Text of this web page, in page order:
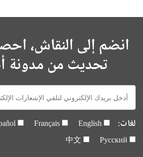
انضم إلى النقاش،
تحديث من مدونة
E-
mail:
لغات: English
Français
Русский
中文